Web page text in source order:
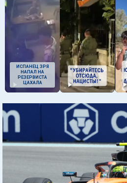
ИСПАНЕЦ ЗРЯ
НАПАЛ НА
РЕЗЕРВИСТА
ЦАХАЛА